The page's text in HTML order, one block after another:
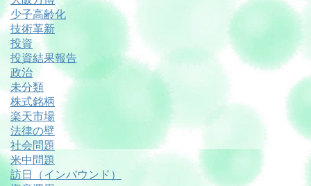
少子高齢化
技術革新
投資
投資結果報告
政治
未分類
株式銘柄
楽天市場
法律の壁
社会問題
米中問題
訪日（インバウンド）